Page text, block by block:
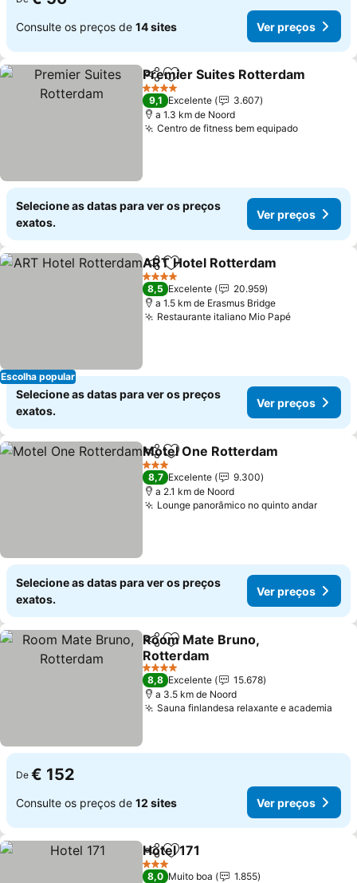
Consulte os preços de 14 sites Ver preços
PartilharAdicionar aos favoritos
Premier Suites Rotterdam
4 Estrelas
9,1 Excelente
3.607
a 1.3 km de Noord
Centro de fitness bem equipado
Selecione as datas para ver os preços
exatos.
Ver preços
Escolha popular
PartilharAdicionar aos favoritos
ART Hotel Rotterdam
4 Estrelas
8,5 Excelente
20.959
a 1.5 km de Erasmus Bridge
Restaurante italiano Mio Papé
Selecione as datas para ver os preços
exatos.
Ver preços
PartilharAdicionar aos favoritos
Motel One Rotterdam
3 Estrelas
8,7 Excelente
9.300
a 2.1 km de Noord
Lounge panorâmico no quinto andar
Selecione as datas para ver os preços
exatos.
Ver preços
PartilharAdicionar aos favoritos
Room Mate Bruno,
Rotterdam
4 Estrelas
8,8 Excelente
15.678
a 3.5 km de Noord
Sauna finlandesa relaxante e academia
De € 152
Consulte os preços de 12 sites Ver preços
PartilharAdicionar aos favoritos
Hotel 171
3 Estrelas
8,0 Muito boa
1.855